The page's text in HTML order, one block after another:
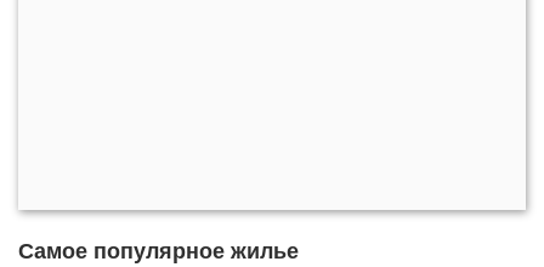
Самое популярное жилье